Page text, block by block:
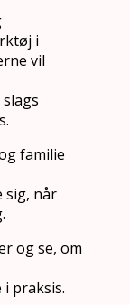
i
vil
familie
sig, når
og se, om
praksis.